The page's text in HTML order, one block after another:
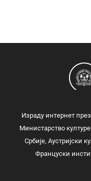
Израду интернет
Министарство
Србије, Аустријски
Француски